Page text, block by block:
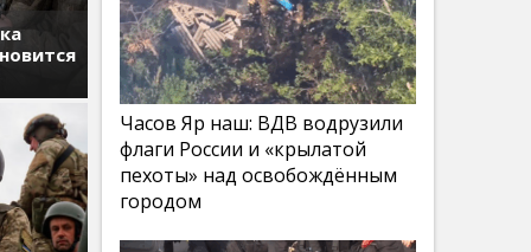
Часов Яр наш: ВДВ водрузили
флаги России и «крылатой
пехоты» над освобождённым
городом